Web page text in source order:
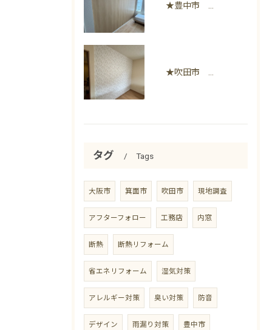
タグ Tags
大阪市 箕面市 吹田市 現地調査
アフターフォロー 工務店 内窓
断熱 断熱リフォーム
省エネリフォーム 湿気対策
アレルギー対策 臭い対策 防音
デザイン 雨漏り対策 豊中市